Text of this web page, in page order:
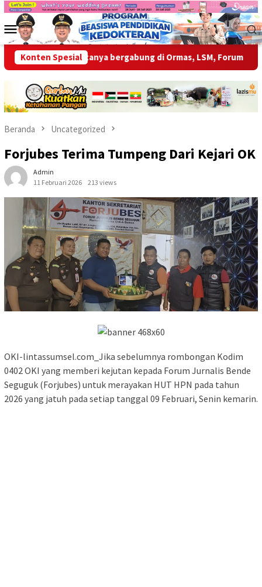
Loncat
kontenMenu
Mobile
Konten Spesial
anggotanya bergabung di Ormas, LSM, Forum Makan
Beranda Uncategorized
Forjubes Terima Tumpeng Dari Kejari OK
Admin
11 Februari 2026
213 views
OKI-lintassumsel.com_Jika sebelumnya rombongan Kodim
0402 OKI yang memberi kejutan kepada Forum Jurnalis Bende
Seguguk (Forjubes) untuk merayakan HUT HPN pada tahun
2026 yang jatuh pada setiap tanggal 09 Februari, Senin kemarin.